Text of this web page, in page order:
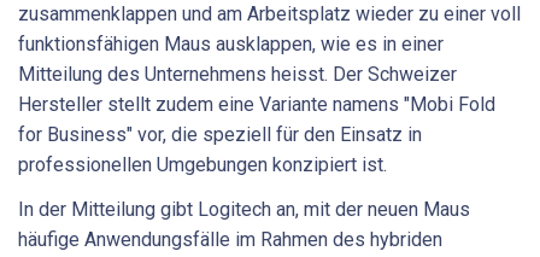
zusammenklappen und am Arbeitsplatz wieder zu einer voll
funktionsfähigen Maus ausklappen, wie es in einer
Mitteilung des Unternehmens heisst. Der Schweizer
Hersteller stellt zudem eine Variante namens "Mobi Fold
for Business" vor, die speziell für den Einsatz in
professionellen Umgebungen konzipiert ist.
In der Mitteilung gibt Logitech an, mit der neuen Maus
häufige Anwendungsfälle im Rahmen des hybriden